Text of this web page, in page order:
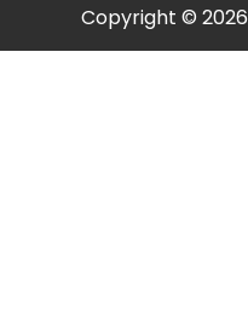
Copyright © 2026